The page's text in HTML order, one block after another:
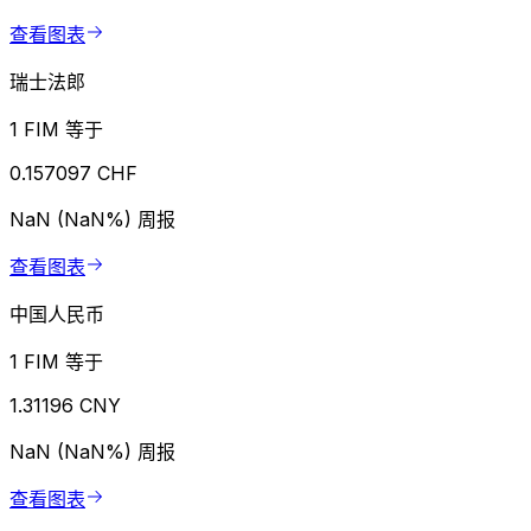
查看图表
瑞士法郎
1 FIM 等于
0.157097 CHF
NaN (NaN%) 周报
查看图表
中国人民币
1 FIM 等于
1.31196 CNY
NaN (NaN%) 周报
查看图表